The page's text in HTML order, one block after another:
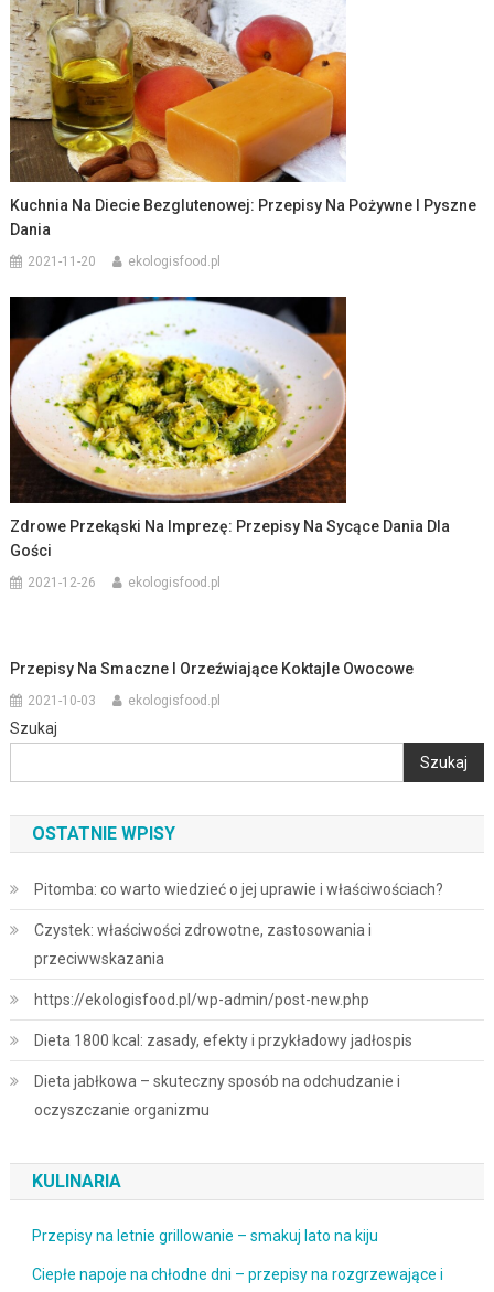
Kuchnia Na Diecie Bezglutenowej: Przepisy Na Pożywne I Pyszne
Dania
2021-11-20 ekologisfood.pl
Zdrowe Przekąski Na Imprezę: Przepisy Na Sycące Dania Dla
Gości
2021-12-26 ekologisfood.pl
Przepisy Na Smaczne I Orzeźwiające Koktajle Owocowe
2021-10-03 ekologisfood.pl
Szukaj
Szukaj
OSTATNIE WPISY
Pitomba: co warto wiedzieć o jej uprawie i właściwościach?
Czystek: właściwości zdrowotne, zastosowania i
przeciwwskazania
https://ekologisfood.pl/wp-admin/post-new.php
Dieta 1800 kcal: zasady, efekty i przykładowy jadłospis
Dieta jabłkowa – skuteczny sposób na odchudzanie i
oczyszczanie organizmu
KULINARIA
Przepisy na letnie grillowanie – smakuj lato na kiju
Ciepłe napoje na chłodne dni – przepisy na rozgrzewające i